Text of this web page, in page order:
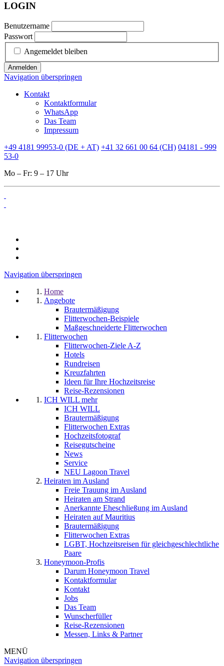
LOGIN
Benutzername
Passwort
Angemeldet bleiben
Anmelden
Navigation überspringen
Kontakt
Kontaktformular
WhatsApp
Das Team
Impressum
+49 4181 99953-0 (DE + AT) +41 32 661 00 64 (CH) 04181 - 999
53-0
Mo – Fr: 9 – 17 Uhr
Navigation überspringen
Home
Angebote
Brautermäßigung
Flitterwochen-Beispiele
Maßgeschneiderte Flitterwochen
Flitterwochen
Flitterwochen-Ziele A-Z
Hotels
Rundreisen
Kreuzfahrten
Ideen für Ihre Hochzeitsreise
Reise-Rezensionen
ICH WILL mehr
ICH WILL
Brautermäßigung
Flitterwochen Extras
Hochzeitsfotograf
Reisegutscheine
News
Service
NEU Lagoon Travel
Heiraten im Ausland
Freie Trauung im Ausland
Heiraten am Strand
Anerkannte Eheschließung im Ausland
Heiraten auf Mauritius
Brautermäßigung
Flitterwochen Extras
LGBT, Hochzeitsreisen für gleichgeschlechtliche
Paare
Honeymoon-Profis
Darum Honeymoon Travel
Kontaktformular
Kontakt
Jobs
Das Team
Wunscherfüller
Reise-Rezensionen
Messen, Links & Partner
MENÜ
Navigation überspringen